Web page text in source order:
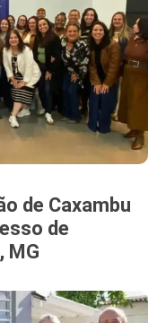
de Caxambu
de
MG